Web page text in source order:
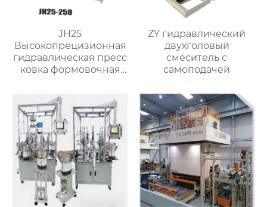
JH25
Высокопрецизионная
гидравлическая пресс
ковка формовочная
изготовления
клапанов
ZY гидравлический
двухголовый
смеситель с
самоподачей